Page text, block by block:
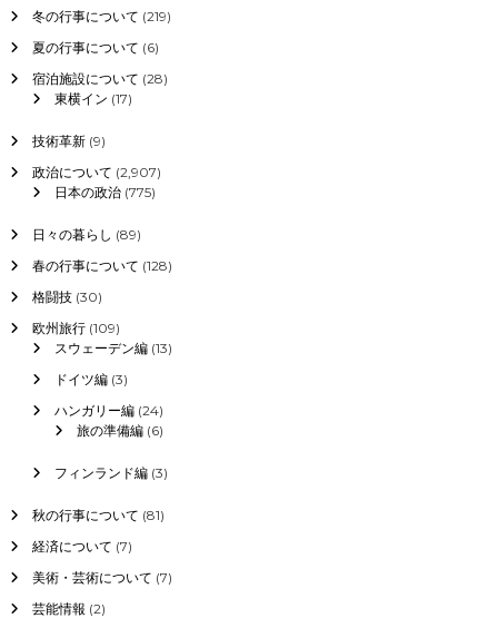
冬の行事について (219)
夏の行事について (6)
宿泊施設について (28)
東横イン (17)
技術革新(9)
政治について (2,907)
日本の政治(775)
日々の暮らし (89)
春の行事について (128)
格闘技(30)
欧州旅行(109)
スウェーデン編(13)
ドイツ編(3)
ハンガリー編(24)
旅の準備編(6)
フィンランド編(3)
秋の行事について (81)
経済について (7)
美術・芸術について (7)
芸能情報 (2)